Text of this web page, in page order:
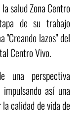
salud Zona Centro
de su trabajo
"Creando lazos" del
Centro Vivo.
una perspectiva
así una
calidad de vida de